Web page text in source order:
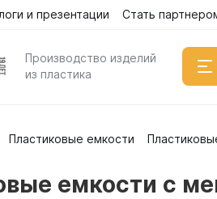
Каталог
и презентации Стать
Производство изделий
из пластика
Пластиковые емкости
емкости с